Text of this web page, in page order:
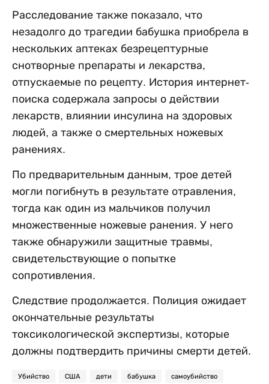
Расследование также показало, что
незадолго до трагедии бабушка приобрела в
нескольких аптеках безрецептурные
снотворные препараты и лекарства,
отпускаемые по рецепту. История интернет-
поиска содержала запросы о действии
лекарств, влиянии инсулина на здоровых
людей, а также о смертельных ножевых
ранениях.
По предварительным данным, трое детей
могли погибнуть в результате отравления,
тогда как один из мальчиков получил
множественные ножевые ранения. У него
также обнаружили защитные травмы,
свидетельствующие о попытке
сопротивления.
Следствие продолжается. Полиция ожидает
окончательные результаты
токсикологической экспертизы, которые
должны подтвердить причины смерти детей.
Убийство США дети бабушка самоубийство